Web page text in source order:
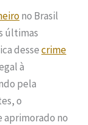
no Brasil
últimas
dessecrime
à
pela
o
no